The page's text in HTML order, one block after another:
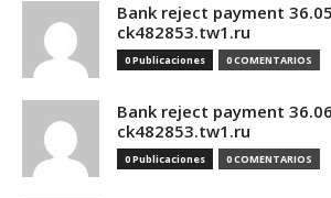
Bank reject payment
ck482853.tw1.ru
0 Publicaciones 0 COMENTARIOS
Bank reject payment
ck482853.tw1.ru
0 Publicaciones 0 COMENTARIOS